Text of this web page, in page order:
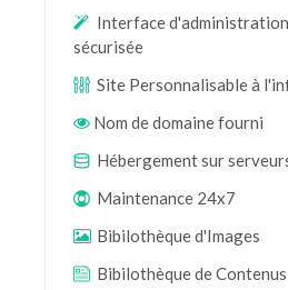
Interface
sécurisée
Site Personnalisable à
Nom de domaine fourni
Hébergement sur
Maintenance 24x7
Bibilothèque d'Images
Bibilothèque de Contenus